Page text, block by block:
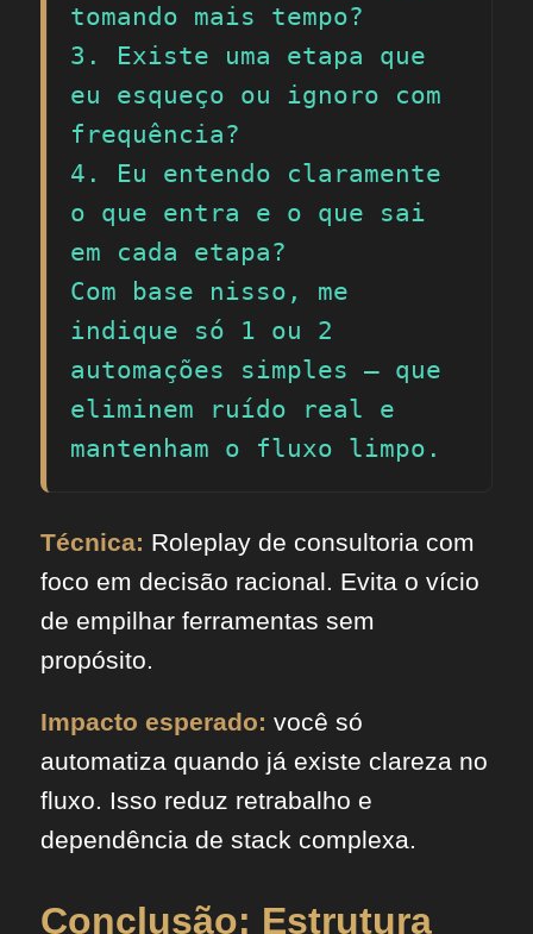
tomando mais tempo?
3. Existe uma etapa que
eu esqueço ou ignoro com
frequência?
4. Eu entendo claramente
o que entra e o que sai
em cada etapa?
Com base nisso, me
indique só 1 ou 2
automações simples — que
eliminem ruído real e
mantenham o fluxo limpo.
Técnica: Roleplay de consultoria com
foco em decisão racional. Evita o vício
de empilhar ferramentas sem
propósito.
Impacto esperado: você só
automatiza quando já existe clareza no
fluxo. Isso reduz retrabalho e
dependência de stack complexa.
Conclusão: Estrutura